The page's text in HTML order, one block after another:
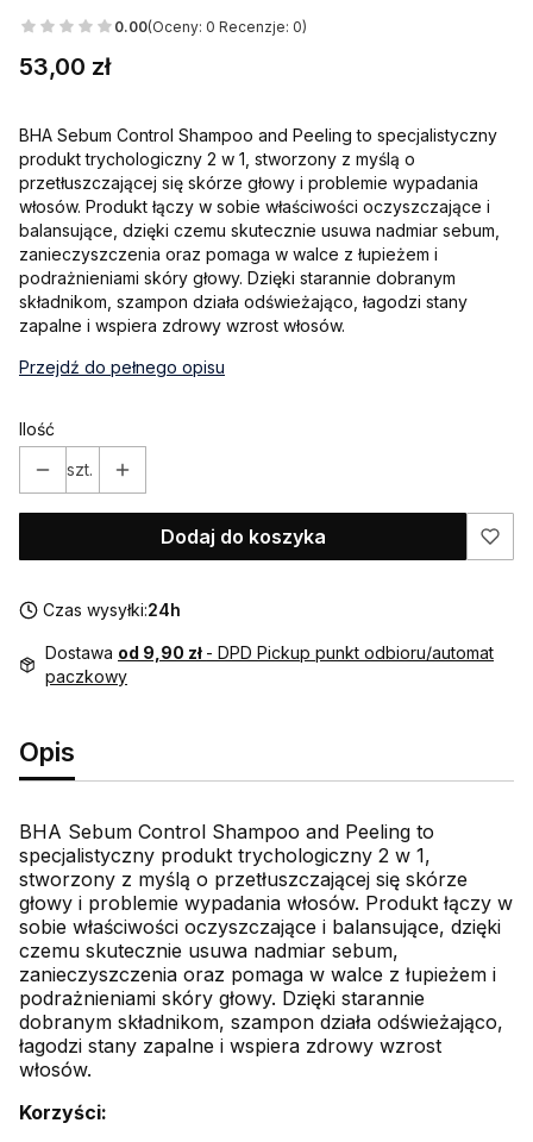
0.00(Oceny: 0 Recenzje: 0)
Cena
53,00 zł
BHA Sebum Control Shampoo and Peeling to specjalistyczny
produkt trychologiczny 2 w 1, stworzony z myślą o
przetłuszczającej się skórze głowy i problemie wypadania
włosów. Produkt łączy w sobie właściwości oczyszczające i
balansujące, dzięki czemu skutecznie usuwa nadmiar sebum,
zanieczyszczenia oraz pomaga w walce z łupieżem i
podrażnieniami skóry głowy. Dzięki starannie dobranym
składnikom, szampon działa odświeżająco, łagodzi stany
zapalne i wspiera zdrowy wzrost włosów.
Przejdź do pełnego opisu
Ilość
szt.
Dodaj do koszyka
Czas wysyłki:24h
Dostawa od 9,90 zł - DPD Pickup punkt odbioru/automat
paczkowy
Opis
BHA Sebum Control Shampoo and Peeling to
specjalistyczny produkt trychologiczny 2 w 1,
stworzony z myślą o przetłuszczającej się skórze
głowy i problemie wypadania włosów. Produkt łączy w
sobie właściwości oczyszczające i balansujące, dzięki
czemu skutecznie usuwa nadmiar sebum,
zanieczyszczenia oraz pomaga w walce z łupieżem i
podrażnieniami skóry głowy. Dzięki starannie
dobranym składnikom, szampon działa odświeżająco,
łagodzi stany zapalne i wspiera zdrowy wzrost
włosów.
Korzyści: